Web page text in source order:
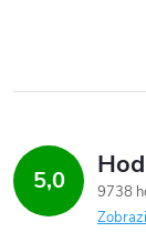
5,0
9738